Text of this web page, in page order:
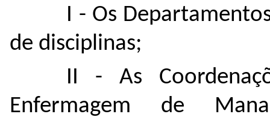
I - Os
de disciplinas;
II - As
Enfermagem de